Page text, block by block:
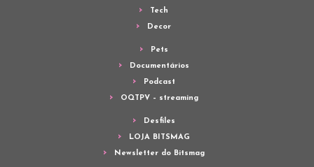
Tech
Decor
Pets
Documentários
Podcast
OQTPV – streaming
Desfiles
LOJA BITSMAG
Newsletter do Bitsmag